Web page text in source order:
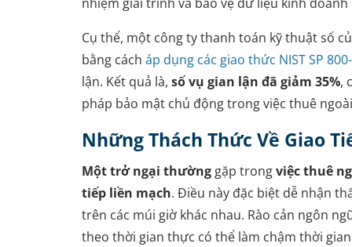
Cụ thể, một công ty thanh toán kỹ thuật số
bằng cách áp dụng các giao thức NIST SP
lận. Kết quả là, số vụ gian lận đã giảm 35%,
pháp bảo mật chủ động trong việc thuê
Những Thách Thức Về Giao
Mộttrở ngại thường gặp trongviệcthuê
tiếp liền mạch. Điều này đặc biệt dễ nhận
trên các múi giờ khác nhau. Rào cản ngôn
theo thời gian thực có thể làm chậm thời